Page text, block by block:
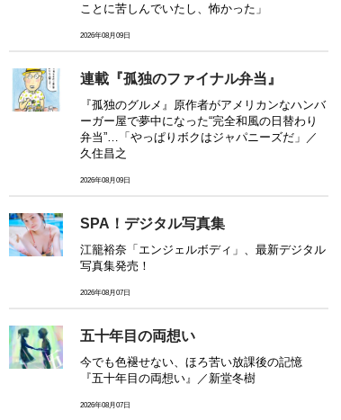
ことに苦しんでいたし、怖かった」
2026年08月09日
連載『孤独のファイナル弁当』
『孤独のグルメ』原作者がアメリカンなハンバ
ーガー屋で夢中になった“完全和風の日替わり
弁当”…「やっぱりボクはジャパニーズだ」／
久住昌之
2026年08月09日
SPA！デジタル写真集
江籠裕奈「エンジェルボディ」、最新デジタル
写真集発売！
2026年08月07日
五十年目の両想い
今でも色褪せない、ほろ苦い放課後の記憶
『五十年目の両想い』／新堂冬樹
2026年08月07日